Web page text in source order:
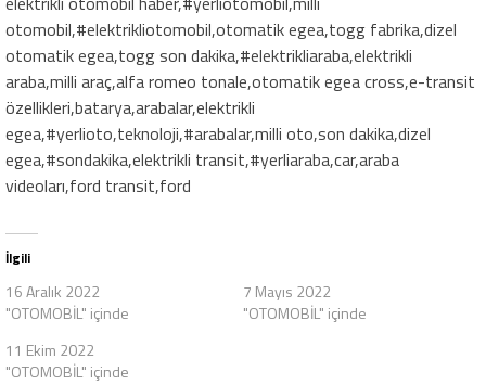
otomobil,#elektrikliotomobil,otomatik egea,togg fabrika,dizel
otomatik egea,togg son dakika,#elektrikliaraba,elektrikli
araba,milli araç,alfa romeo tonale,otomatik egea cross,e-transit
özellikleri,batarya,arabalar,elektrikli
egea,#yerlioto,teknoloji,#arabalar,milli oto,son dakika,dizel
egea,#sondakika,elektrikli transit,#yerliaraba,car,araba
videoları,ford transit,ford
İlgili
16 Aralık 2022
"OTOMOBİL" içinde
7 Mayıs 2022
"OTOMOBİL" içinde
11 Ekim 2022
"OTOMOBİL" içinde